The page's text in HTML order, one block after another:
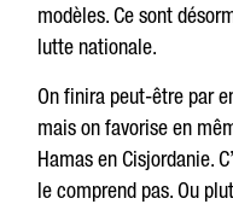
modèles. Ce sont
lutte nationale.
On finira peut-être par
mais on favorise en
Hamas en Cisjordanie.
le comprend pas. Ou